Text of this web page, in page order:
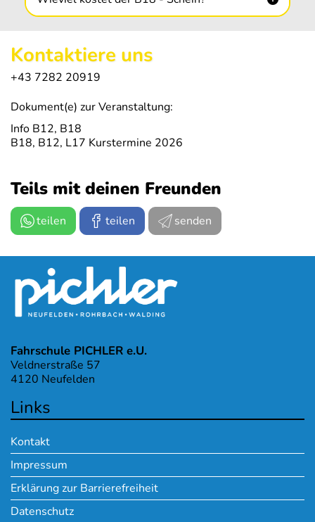
Kontaktiere uns
+43 7282 20919
Dokument(e) zur Veranstaltung:
Info B12, B18
B18, B12, L17 Kurstermine 2026
Teils mit deinen Freunden
teilen teilen senden
Fahrschule PICHLER e.U.
Veldnerstraße 57
4120 Neufelden
Links
Kontakt
Impressum
Erklärung zur Barrierefreiheit
Datenschutz